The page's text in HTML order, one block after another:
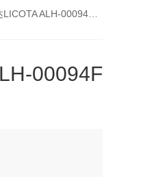
ALH-00094F 扭力扳手 原装
00094F